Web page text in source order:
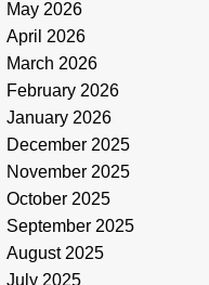
May 2026
April 2026
March 2026
February 2026
January 2026
December 2025
November 2025
October 2025
September 2025
August 2025
July 2025